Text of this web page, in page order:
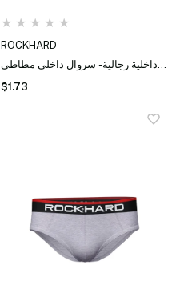
★ ★ ★ ★ ★
ROCKHARD
$1.73